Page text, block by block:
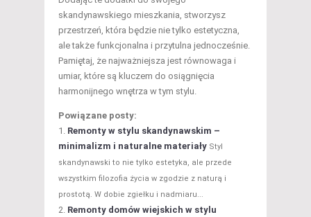
skandynawskiego mieszkania, stworzysz
przestrzeń, która będzie nie tylko estetyczna,
ale także funkcjonalna i przytulna jednocześnie.
Pamiętaj, że najważniejsza jest równowaga i
umiar, które są kluczem do osiągnięcia
harmonijnego wnętrza w tym stylu.
Powiązane posty:
Remonty w stylu skandynawskim –
minimalizm i naturalne materiały Styl
skandynawski to nie tylko estetyka, ale przede
wszystkim filozofia życia w zgodzie z naturą i
prostotą. W dobie zgiełku i nadmiaru...
Remonty domów wiejskich w stylu